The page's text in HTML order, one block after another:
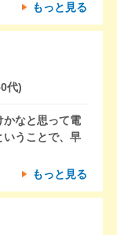
もっと見る
代)
かなと思って電
いうことで、早
もっと見る